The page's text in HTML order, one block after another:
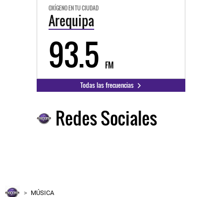
OXÍGENO EN TU CIUDAD
Arequipa
93.5 FM
Todas las frecuencias
Redes Sociales
MÚSICA